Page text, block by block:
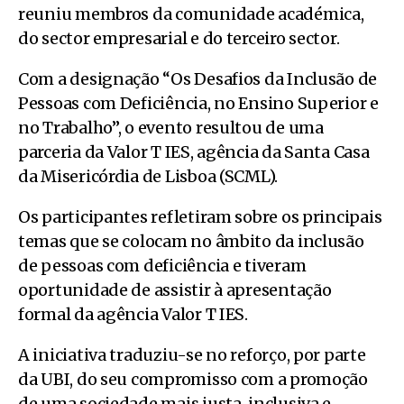
reuniu membros da comunidade académica,
do sector empresarial e do terceiro sector.
Com a designação “Os Desafios da Inclusão de
Pessoas com Deficiência, no Ensino Superior e
no Trabalho”, o evento resultou de uma
parceria da Valor T IES, agência da Santa Casa
da Misericórdia de Lisboa (SCML).
Os participantes refletiram sobre os principais
temas que se colocam no âmbito da inclusão
de pessoas com deficiência e tiveram
oportunidade de assistir à apresentação
formal da agência Valor T IES.
A iniciativa traduziu-se no reforço, por parte
da UBI, do seu compromisso com a promoção